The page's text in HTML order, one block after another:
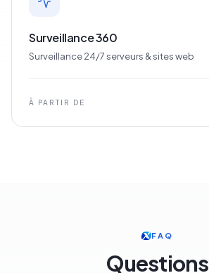
Surveillance 360
Surveillance 24/7 serveurs & sites web
À PARTIR DE
FAQ
Questions